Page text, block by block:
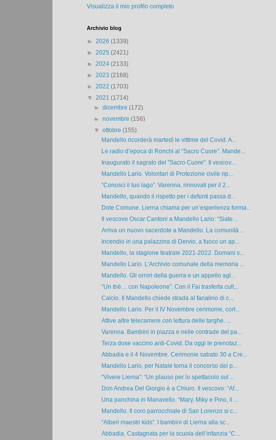
Visualizza il mio profilo completo
Archivio blog
► 2026 (1339)
► 2025 (2421)
► 2024 (2133)
► 2023 (2168)
► 2022 (1703)
▼ 2021 (1714)
►dicembre(172)
►novembre(156)
▼ottobre(155)
Mandello ricorderà martedì le vittime del Covid. A...
Le radio d’epoca di Ronchi al “Sacro Cuore”. Mande...
Inaugurato il sagrato del "Sacro Cuore". Il vescov...
Mandello Lario. Volontari di Protezione civile rip...
“Conosci il tuo lago”. Varenna, rinnovati per il 2...
Mandello, quando il rispetto per i defunti passa d...
Dote Comune. Lierna chiama per un’esperienza forma...
Il vescovo Oscar Cantoni a Mandello Lario: “Siate ...
Arriva un nuovo sacerdote a Mandello. La comunità ...
Incendio in una palazzina di Dervio, a fuoco un ap...
Mandello, la stagione teatrale 2021-2022. Domani s...
Mandello Lario. L’Archivio comunale della memoria ...
Mandello. Gli orrori della guerra e un appello agl...
“Un thè… con Napoleone”. Con il Fai trasferta cult...
Calcio. Il Mandello chiede strada al fanalino di c...
Mandello Lario. Per il IV Novembre cerimonie, cort...
Attive altre telecamere con lettura delle targhe. ...
Varenna. Bambini in piazza e nelle contrade del pa...
Terza dose vaccino anti-Covid. Da oggi le prenotaz...
Abbadia e il 4 Novembre. Cerimonie sabato 30 a Cre...
Mandello Lario, per Natale torna il concorso dei p...
“Vivere Lierna”: “Un plauso per lo spettacolo sul ...
Don Andrea Del Giorgio è a Chiuro. Il vescovo: “Af...
Una panchina in Manavello. “Mary, Miky e Pino, il ...
Mandello. Il coro parrocchiale di San Lorenzo si c...
“Alberi maestri kids”. I bambini di Lierna alla sc...
Abbadia. Castagnata per la scuola dell’infanzia “C...